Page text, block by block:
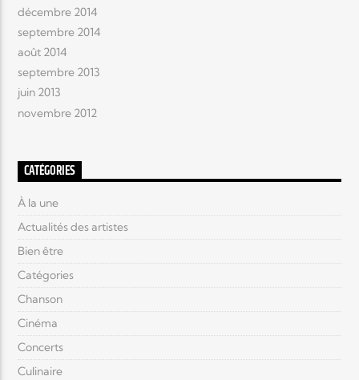
décembre 2014
septembre 2014
août 2014
septembre 2013
juin 2013
novembre 2012
CATÉGORIES
À la une
Actualités des artistes
Bien être
Catégories
Chanson
Cinéma
Concerts
Culinaire